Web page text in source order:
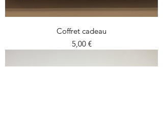
Coffret cadeau
Prix
5,00 €